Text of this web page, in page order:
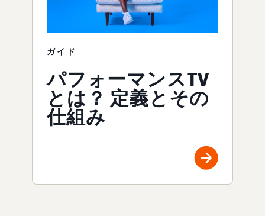
ガイド
パフォーマンスTV
とは？ 定義とその
仕組み